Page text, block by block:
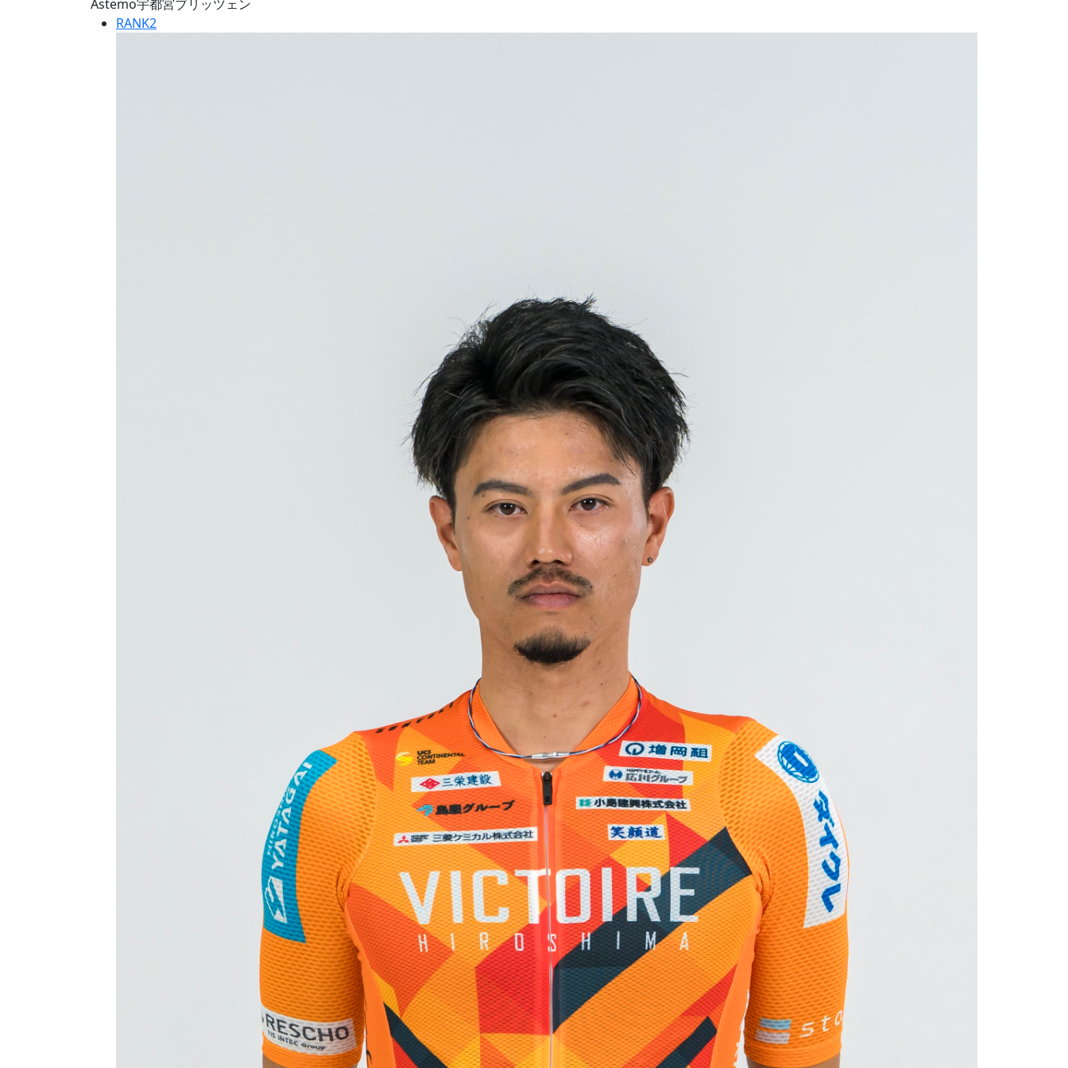
Astemo宇都宮ブリッツェン
RANK2